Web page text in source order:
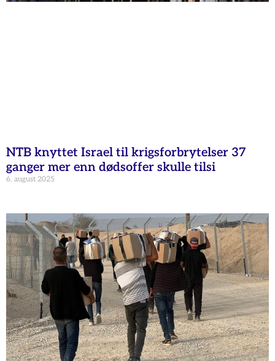
NTB knyttet Israel til krigsforbrytelser 37
ganger mer enn dødsoffer skulle tilsi
6. august 2025